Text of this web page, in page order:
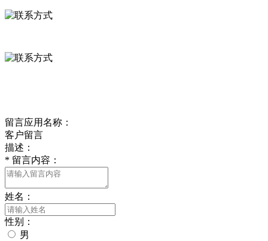
留言应用名称：
客户留言
描述：
* 留言内容：
姓名：
性别：
男